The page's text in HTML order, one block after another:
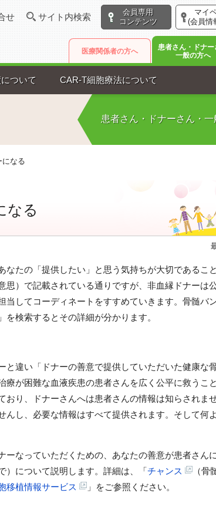
せ サイト内検索
会員専用
コンテンツ
マイ
(会員情
医療関係者の方へ
患者さん・ドナー
一般の方へ
ついて CAR-T細胞療法について
患者さん・ドナーさん・
になる
なる
なたの「提供したい」と思う気持ちが大切であるこ
思）で記載されている通りですが、非血縁ドナーは
当してコーディネートをすすめていきます。骨髄バ
を検索するとその詳細が分かります。
と違い「ドナーの善意で提供していただいた健康な
療が困難な血液疾患の患者さんを広く公平に救うこ
おり、ドナーさんへは患者さんの情報は知らされま
んし、必要な情報はすべて提供されます。そして何
ーなっていただくための、あなたの善意が患者さん
）について説明します。詳細は、「チャンス
（骨
移植情報サービス 」をご参照ください。